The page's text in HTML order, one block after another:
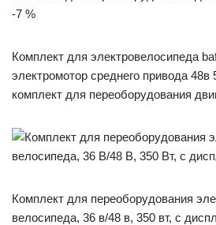
-7 %
Комплект для электровелосипеда
электромотор среднего привода 48в
комплект для переоборудования
Комплект для переоборудования
велосипеда, 36 в/48 в, 350 вт, с